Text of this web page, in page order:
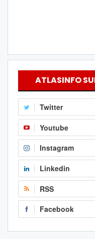
ATLASINFO
Twitter
Youtube
Instagram
Linkedin
RSS
Facebook